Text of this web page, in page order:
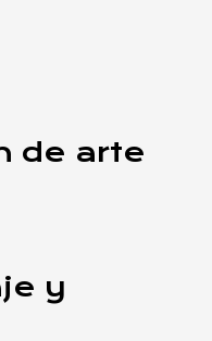
de arte
y